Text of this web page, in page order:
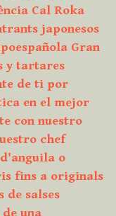
Cal Roka
japonesos
Gran
y tartares
de ti por
en el mejor
con nuestro
chef
o
fins a originals
salses
una